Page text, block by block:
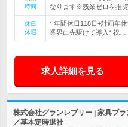
時間
なります※残業ゼロを推
休日
休暇
* 年間休日118日+計画年
業界に先駆けて導入* 祝…
求人詳細を見る
株式会社グランレブリー | 家具ブ
／基本定時退社